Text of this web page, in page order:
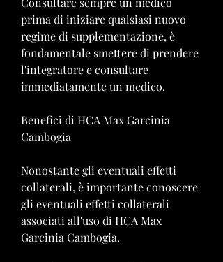
prima di iniziare qualsiasi nuovo
regime di supplementazione, è
fondamentale smettere di prendere
l'integratore e consultare
immediatamente un medico.
Benefici di HCA Max Garcinia
Cambogia
Nonostante gli eventuali effetti
collaterali, è importante conoscere
gli eventuali effetti collaterali
associati all'uso di HCA Max
Garcinia Cambogia.